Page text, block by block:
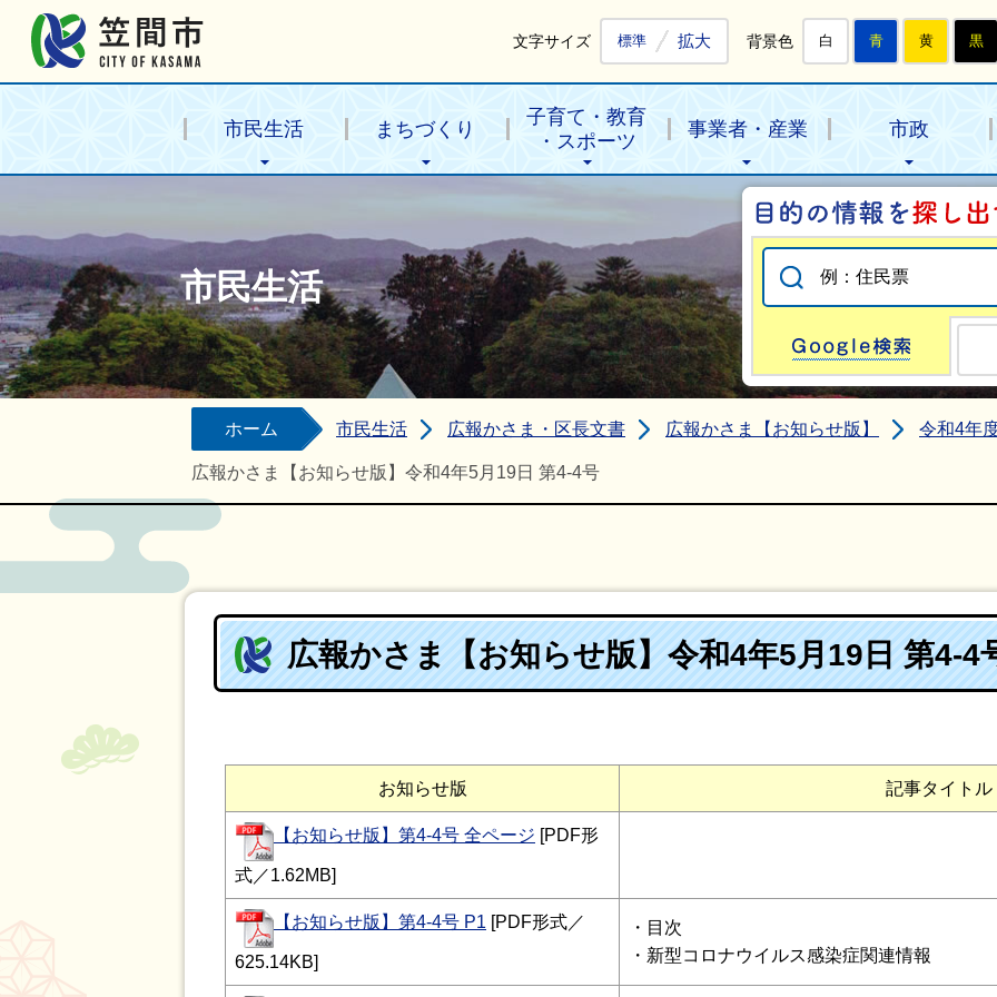
文字サイズ 標準 拡大 背景色 白 青 黄 黒
市民生活 まちづくり
子育て・教育
・スポーツ
事業者・産業 市政
市民生活
ホーム 市民生活 広報かさま・区長文書 広報かさま【お知らせ版】 令和4年
広報かさま【お知らせ版】令和4年5月19日 第4-4号
広報かさま【お知らせ版】令和4年5月19日 第4-4
お知らせ版 記事タイトル
【お知らせ版】第4-4号 全ページ [PDF形
式／1.62MB]
【お知らせ版】第4-4号 P1 [PDF形式／
625.14KB]
・目次
・ 新型コロナウイルス感染症関連情報